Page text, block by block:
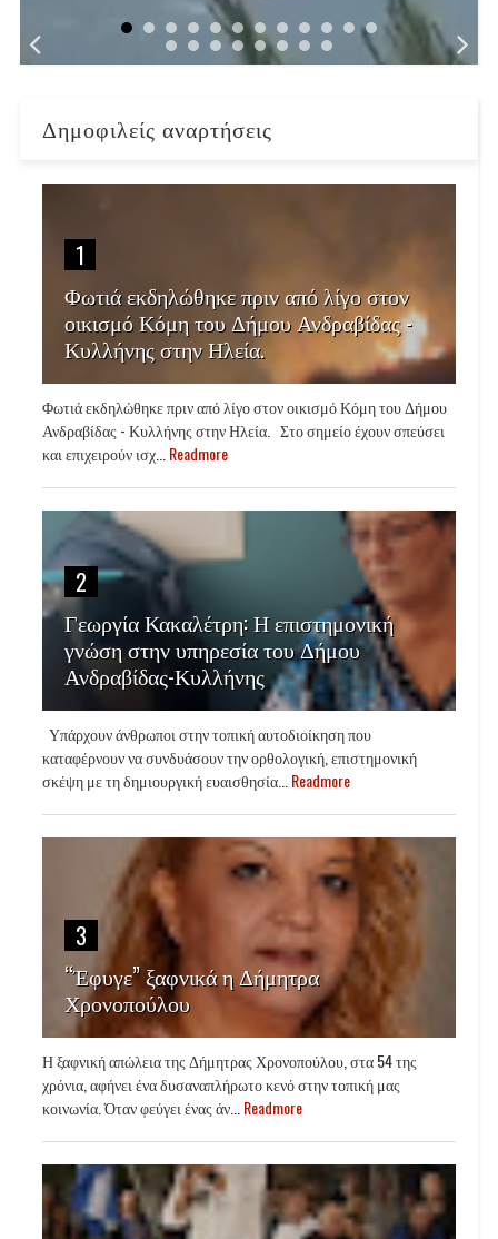
Δημοφιλείς αναρτήσεις
1
Φωτιά εκδηλώθηκε πριν από λίγο στον
οικισμό Κόμη του Δήμου Ανδραβίδας -
Κυλλήνης στην Ηλεία.
Φωτιά εκδηλώθηκε πριν από λίγο στον οικισμό Κόμη του Δήμου
Ανδραβίδας - Κυλλήνης στην Ηλεία. Στο σημείο έχουν σπεύσει
και επιχειρούν ισχ...Readmore
2
Γεωργία Κακαλέτρη: Η επιστημονική
γνώση στην υπηρεσία του Δήμου
Ανδραβίδας-Κυλλήνης
Υπάρχουν άνθρωποι στην τοπική αυτοδιοίκηση που
καταφέρνουν να συνδυάσουν την ορθολογική, επιστημονική
σκέψη με τη δημιουργική ευαισθησία...Readmore
3
“Έφυγε” ξαφνικά η Δήμητρα
Χρονοπούλου
Η ξαφνική απώλεια της Δήμητρας Χρονοπούλου, στα 54 της
χρόνια, αφήνει ένα δυσαναπλήρωτο κενό στην τοπική μας
κοινωνία. Όταν φεύγει ένας άν...Readmore